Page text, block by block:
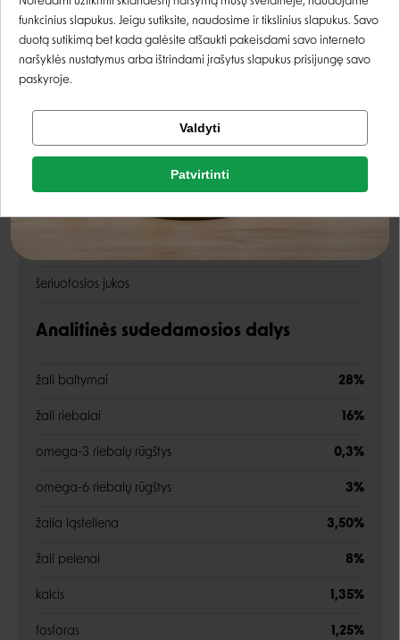
Rašyti atsiliepimą
mielės, hidrolizuotos ėriukų kepenys, miežiai, burokų
minkštimas
dehidratuoti obuoliai 0,5%
žuvų taukai, natrio chloridas
dehidratuotos morkos 0,1%
šeriuotosios jukos
Analitinės sudedamosios dalys
žali baltymai 28%
žali riebalai 16%
omega-3 riebalų rūgštys 0,3%
omega-6 riebalų rūgštys 3%
žalia ląsteliena 3,50%
žali pelenai 8%
kalcis 1,35%
fosforas 1,25%
Registruotis
Facebook
Negalite prisijungti prie paskyros?
funkcinius slapukus. Jeigu sutiksite, naudosime ir tikslinius slapukus. Savo
duotą sutikimą bet kada galėsite atšaukti pakeisdami savo interneto
naršyklės nustatymus arba ištrindami įrašytus slapukus prisijungę savo
paskyroje.
Valdyti
Patvirtinti